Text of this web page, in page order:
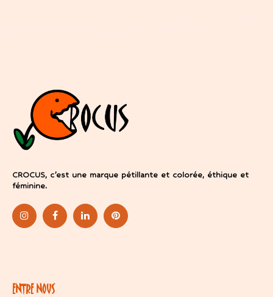
CROCUS, c’est une marque pétillante et colorée, éthique et
féminine.
ENTRE NOUS